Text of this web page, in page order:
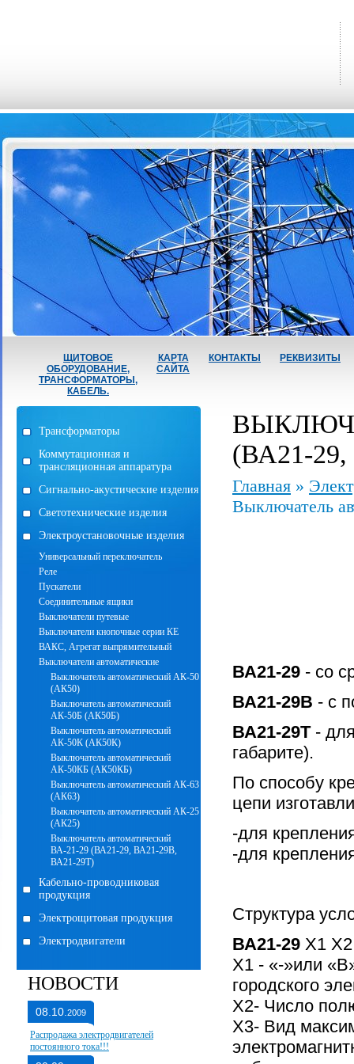
ЩИТОВОЕ
ОБОРУДОВАНИЕ,
ТРАНСФОРМАТОРЫ,
КАБЕЛЬ.
КАРТА
САЙТА
КОНТАКТЫ РЕКВИЗИТЫ
Трансформаторы
Коммутационная и
трансляционная аппаратура
Сигнально-акустические изделия
Светотехнические изделия
Электроустановочные изделия
Универсальный переключатель
Реле
Пускатели
Соединительные ящики
Выключатели путевые
Выключатели кнопочные серии КЕ
ВАКС, Агрегат выпрямительный
Выключатели автоматические
Выключатель автоматический АК-50
(АК50)
Выключатель автоматический
АК-50Б (АК50Б)
Выключатель автоматический
АК-50К (АК50К)
Выключатель автоматический
АК-50КБ (АК50КБ)
Выключатель автоматический АК-63
(АК63)
Выключатель автоматический АК-25
(АК25)
Выключатель автоматический
ВА-21-29 (ВА21-29, ВА21-29В,
ВА21-29Т)
Кабельно-проводниковая
продукция
Электрощитовая продукция
Электродвигатели
НОВОСТИ
08.10. 2009
Распродажа электродвигателей
постоянного тока!!!
(ВА21-
Главная »
Выключатель
ВА21-29 - со
ВА21-29В - с
ВА21-29Т-
габарите).
По способу
цепи
-для
-для
Структура
ВА21-29 Х1
Х1 - «-»или
городского
Х2- Число
Х3- Вид